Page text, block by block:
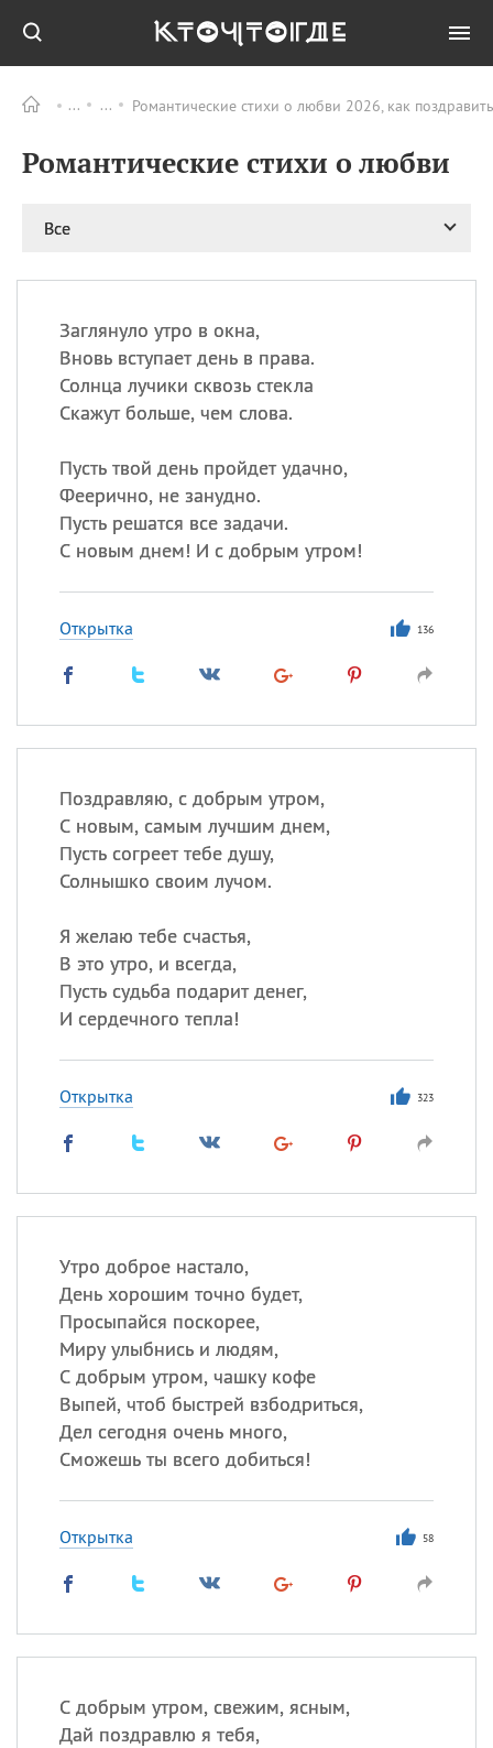
Романтические стихи о любви 2026, как
Романтические стихи о любви
Все
Заглянуло утро в окна,
Вновь вступает день в права.
Солнца лучики сквозь стекла
Скажут больше, чем слова.
Пусть твой день пройдет удачно,
Феерично, не занудно.
Пусть решатся все задачи.
С новым днем! И с добрым утром!
Открытка 136
Поздравляю, с добрым утром,
С новым, самым лучшим днем,
Пусть согреет тебе душу,
Солнышко своим лучом.
Я желаю тебе счастья,
В это утро, и всегда,
Пусть судьба подарит денег,
И сердечного тепла!
Открытка 323
Утро доброе настало,
День хорошим точно будет,
Просыпайся поскорее,
Миру улыбнись и людям,
С добрым утром, чашку кофе
Выпей, чтоб быстрей взбодриться,
Дел сегодня очень много,
Сможешь ты всего добиться!
Открытка 58
С добрым утром, свежим, ясным,
Дай поздравлю я тебя,
ПРАЗДНИКИ Все
09.08 День памяти жертв
09.08
рисового пудинга
(Smokey Bear Day)
ИМЕНА
Сегодня празднуют именины
происхождение